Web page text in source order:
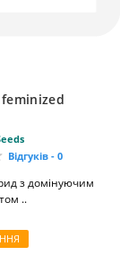
feminized
Відгуків - 0
з домінуючим
..